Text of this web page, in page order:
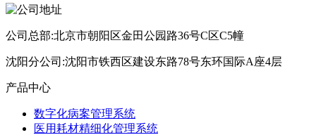
公司总部:北京市朝阳区金田公园路36号C区C5幢
沈阳分公司:沈阳市铁西区建设东路78号东环国际A座4层
产品中心
数字化病案管理系统
医用耗材精细化管理系统